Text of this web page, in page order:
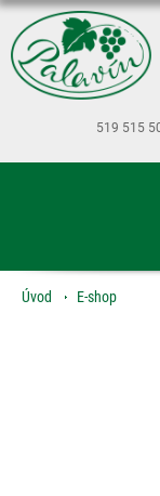
519 515
Úvod E-shop